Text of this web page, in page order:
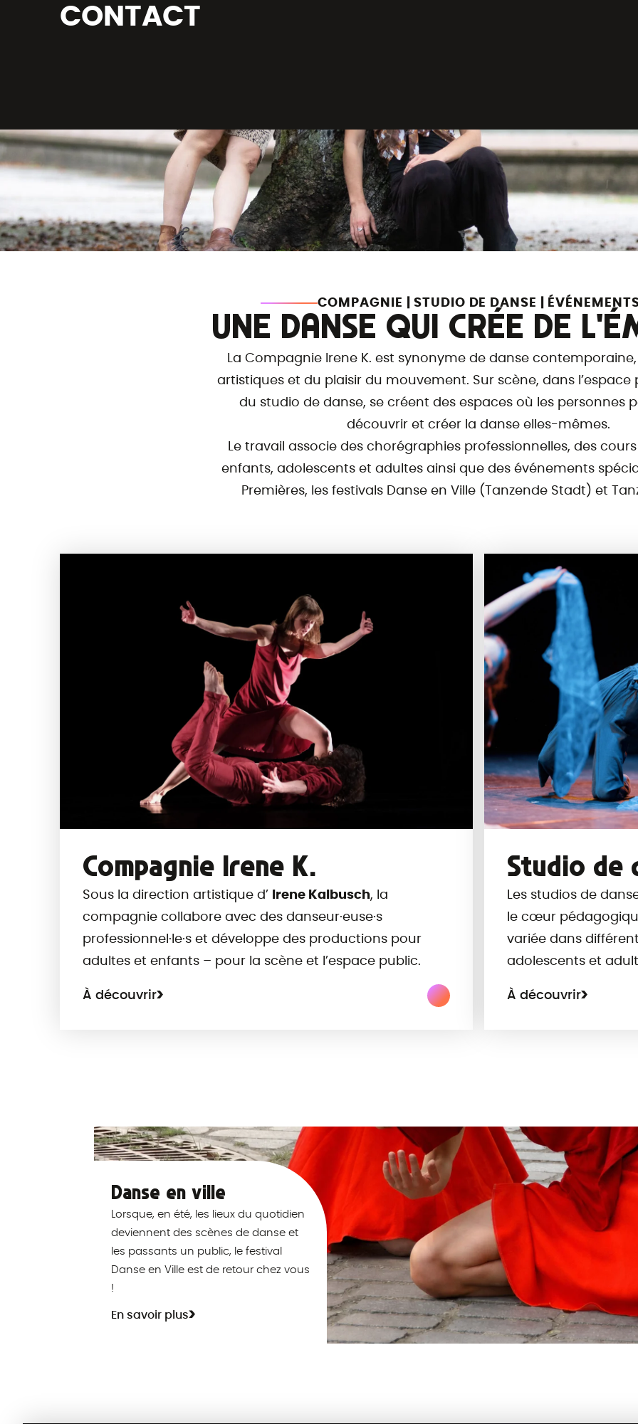
COMPAGNIE | STUDIO DE DANSE |
UNE DANSE QUI CRÉE DE
La Compagnie Irene K. est synonyme de danse
artistiques et du plaisir du mouvement. Sur scène, dans l’espace
du studio de danse, se créent des espaces où les personnes
découvrir et créer la danse elles-mêmes.
Le travail associe des chorégraphies professionnelles, des
enfants, adolescents et adultes ainsi que des événements
Premières, les festivals Danse en Ville (Tanzende Stadt) et
Compagnie Irene K.
Sous la direction artistique d’ Irene Kalbusch, la
compagnie collabore avec des danseur·euse·s
professionnel·le·s et développe des productions pour
adultes et enfants – pour la scène et l’espace public.
À découvrir
Studio de
Les studios de
le cœur
variée dans
adolescents et
À découvrir
Danse en ville
Lorsque, en été, les lieux du quotidien
deviennent des scènes de danse et
les passants un public, le festival
Danse en Ville est de retour chez vous
!
En savoir plus
CONTACT